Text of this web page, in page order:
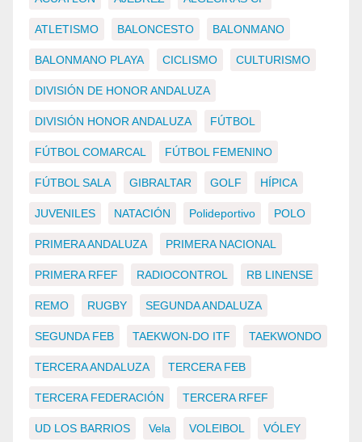
ATLETISMO BALONCESTO BALONMANO
BALONMANO PLAYA CICLISMO CULTURISMO
DIVISIÓN DE HONOR ANDALUZA
DIVISIÓN HONOR ANDALUZA FÚTBOL
FÚTBOL COMARCAL FÚTBOL FEMENINO
FÚTBOL SALA GIBRALTAR GOLF HÍPICA
JUVENILES NATACIÓN Polideportivo POLO
PRIMERA ANDALUZA PRIMERA NACIONAL
PRIMERA RFEF RADIOCONTROL RB LINENSE
REMO RUGBY SEGUNDA ANDALUZA
SEGUNDA FEB TAEKWON-DO ITF TAEKWONDO
TERCERA ANDALUZA TERCERA FEB
TERCERA FEDERACIÓN TERCERA RFEF
UD LOS BARRIOS Vela VOLEIBOL VÓLEY